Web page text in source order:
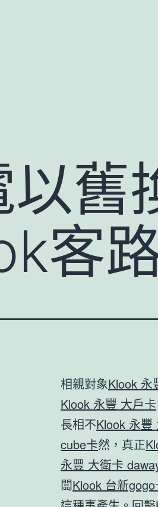
以舊
客
相親對象Klook 永
Klook 永豐 大戶卡
長相不Klook 永豐
cube卡然，真正
永豐 大衛卡
闆Klook 台新gogo